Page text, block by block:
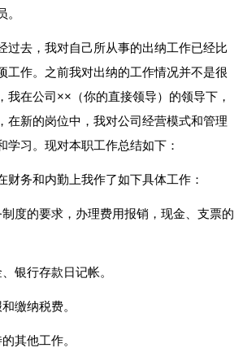
过去，我对自己所从事的出纳工作已经比
工作。之前我对出纳的工作情况并不是很
我在公司××（你的直接领导）的领导下，
在新的岗位中，我对公司经营模式和管理
学习。现对本职工作总结如下：
财务和内勤上我作了如下具体工作：
度的要求，办理费用报销，现金、支票的
银行存款日记帐。
缴纳税费。
其他工作。